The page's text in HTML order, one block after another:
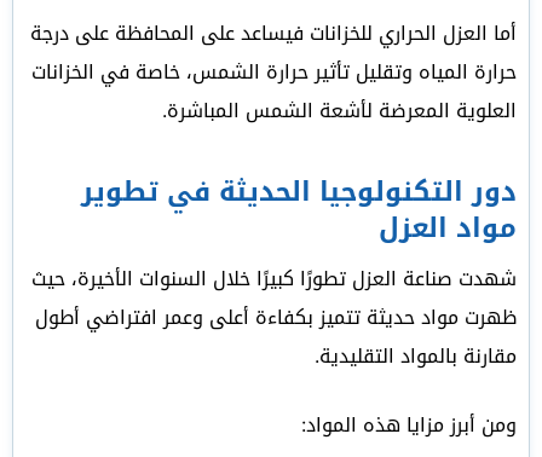
أما العزل الحراري للخزانات فيساعد على المحافظة على درجة
حرارة المياه وتقليل تأثير حرارة الشمس، خاصة في الخزانات
العلوية المعرضة لأشعة الشمس المباشرة.
دور التكنولوجيا الحديثة في تطوير
مواد العزل
شهدت صناعة العزل تطورًا كبيرًا خلال السنوات الأخيرة، حيث
ظهرت مواد حديثة تتميز بكفاءة أعلى وعمر افتراضي أطول
مقارنة بالمواد التقليدية.
ومن أبرز مزايا هذه المواد: